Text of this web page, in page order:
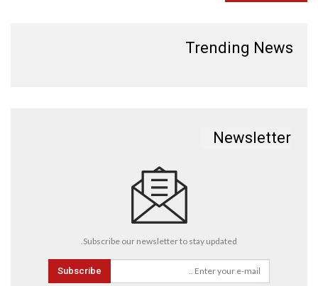
Trending News
Newsletter
Subscribe our newsletter to stay updated.
Subscribe